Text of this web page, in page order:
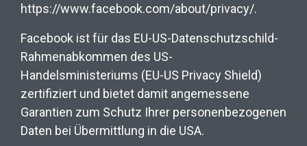
https://www.facebook.com/about/privacy/.
Facebook ist für das EU-US-Datenschutzschild-
Rahmenabkommen des US-
Handelsministeriums (EU-US Privacy Shield)
zertifiziert und bietet damit angemessene
Garantien zum Schutz Ihrer personenbezogenen
Daten bei Übermittlung in die USA.